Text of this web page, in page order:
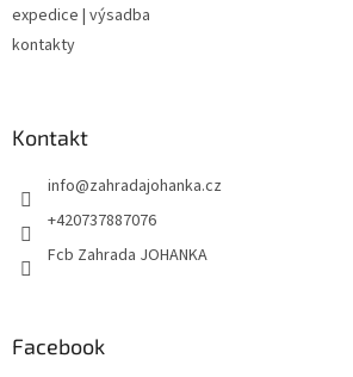
expedice | výsadba
kontakty
Kontakt
info@zahradajohanka.cz
+420737887076
Fcb Zahrada JOHANKA
Facebook